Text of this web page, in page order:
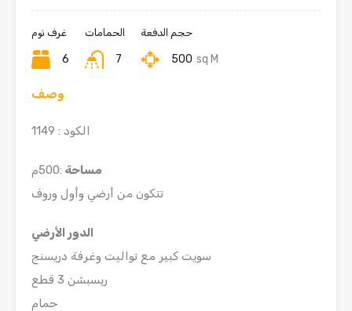
غرف نوم
6
الحمامات
7
حجم الدفعة
500 sq M
وصف
الكود : 1149
مساحة :500م
تتكون من أرضي وأول وروف
الدور الأرضي
سويت كبير مع تواليت وغرفة دريسنج
ريسبشن 3 قطع
حمام